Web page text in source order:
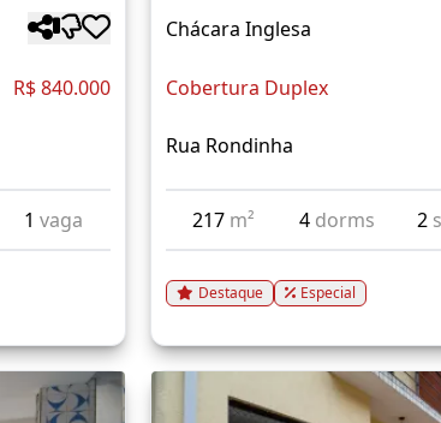
R$ 840.000
1 vaga
Chácara Inglesa
Cobertura Duplex
Rua Rondinha
217 m² 4 dorms 2
Destaque Especial